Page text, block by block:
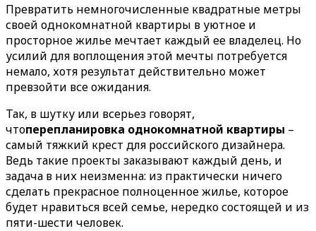
Превратить немногочисленные квадратные метры
своей однокомнатной квартиры в уютное и
просторное жилье мечтает каждый ее владелец. Но
усилий для воплощения этой мечты потребуется
немало, хотя результат действительно может
превзойти все ожидания.
Так, в шутку или всерьез говорят,
чтоперепланировка однокомнатной квартиры –
самый тяжкий крест для российского дизайнера.
Ведь такие проекты заказывают каждый день, и
задача в них неизменна: из практически ничего
сделать прекрасное полноценное жилье, которое
будет нравиться всей семье, нередко состоящей и из
пяти-шести человек.